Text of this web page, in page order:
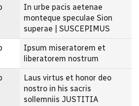
In urbe pacis aetenae
monteque speculae Sion
superae | SUSCEPIMUS
Ipsum miseratorem et
liberatorem nostrum
Laus virtus et honor deo
nostro in his sacris
sollemniis JUSTITIA